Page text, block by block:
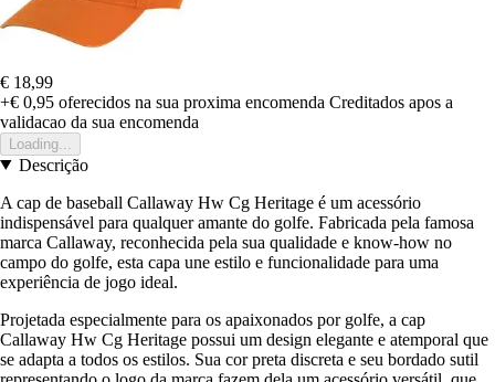
€ 18,99
+€ 0,95 oferecidos na sua proxima encomenda Creditados apos a
validacao da sua encomenda
Loading...
Descrição
A cap de baseball Callaway Hw Cg Heritage é um acessório
indispensável para qualquer amante do golfe. Fabricada pela famosa
marca Callaway, reconhecida pela sua qualidade e know-how no
campo do golfe, esta capa une estilo e funcionalidade para uma
experiência de jogo ideal.
Projetada especialmente para os apaixonados por golfe, a cap
Callaway Hw Cg Heritage possui um design elegante e atemporal que
se adapta a todos os estilos. Sua cor preta discreta e seu bordado sutil